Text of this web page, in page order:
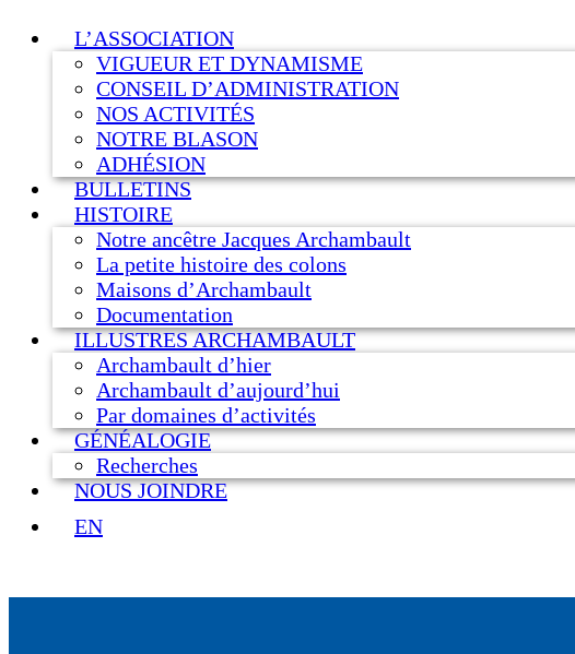
L’ASSOCIATION
VIGUEUR ET DYNAMISME
CONSEIL D’ADMINISTRATION
NOS ACTIVITÉS
NOTRE BLASON
ADHÉSION
BULLETINS
HISTOIRE
Notre ancêtre Jacques Archambault
La petite histoire des colons
Maisons d’Archambault
Documentation
ILLUSTRES ARCHAMBAULT
Archambault d’hier
Archambault d’aujourd’hui
Par domaines d’activités
GÉNÉALOGIE
Recherches
NOUS JOINDRE
EN